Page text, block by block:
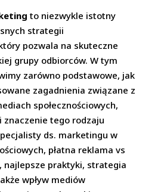
to niezwykle istotny
strategii
pozwala na skuteczne
grupy odbiorców. W tym
zarówno podstawowe, jak
zagadnienia związane z
społecznościowych,
tego rodzaju
ds. marketingu w
płatna reklama vs
najlepsze praktyki, strategia
wpływ mediów